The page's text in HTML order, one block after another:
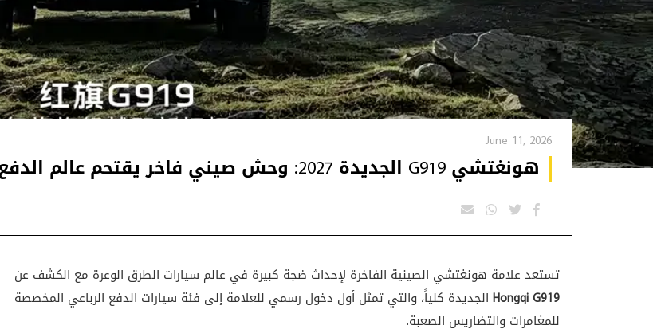
June 11, 2026
هونغتشي G919 الجديدة 2027: وحش صيني فاخر يقتحم عالم الدفع الرباعي بقوة 1320 نيوتن متر
تستعد علامة هونغتشي الصينية الفاخرة لإحداث ضجة كبيرة في عالم سيارات الطرق الوعرة مع الكشف عن
Hongqi G919 الجديدة كلياً، والتي تمثل أول دخول رسمي للعلامة إلى فئة سيارات الدفع الرباعي المخصصة
للمغامرات والتضاريس الصعبة.